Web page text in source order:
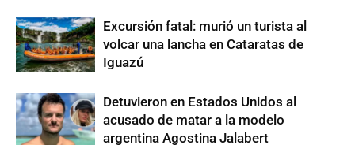
Excursión fatal: murió un turista al
volcar una lancha en Cataratas de
Iguazú
Detuvieron en Estados Unidos al
acusado de matar a la modelo
argentina Agostina Jalabert